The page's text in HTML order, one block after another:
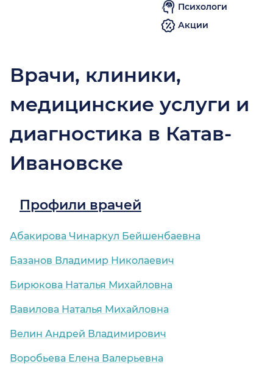
Психологи
Акции
Врачи, клиники,
медицинские услуги и
диагностика в Катав-
Ивановске
Профили врачей
Абакирова Чинаркул Бейшенбаевна
Базанов Владимир Николаевич
Бирюкова Наталья Михайловна
Вавилова Наталья Михайловна
Велин Андрей Владимирович
Воробьева Елена Валерьевна